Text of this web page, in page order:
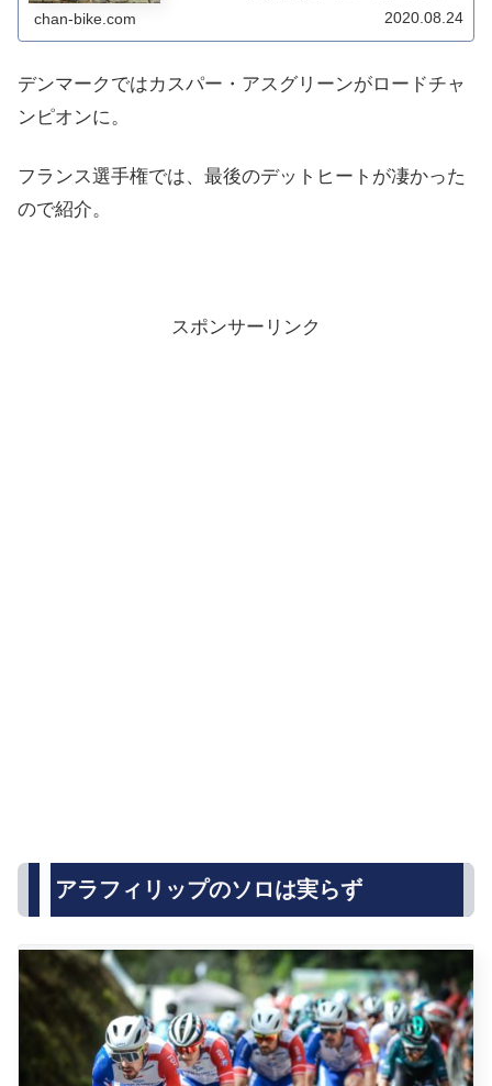
どうやって、マチュー・ファンデルプールはJu...
chan-bike.com 2020.08.24
デンマークではカスパー・アスグリーンがロードチャ
ンピオンに。
フランス選手権では、最後のデットヒートが凄かった
ので紹介。
スポンサーリンク
アラフィリップのソロは実らず